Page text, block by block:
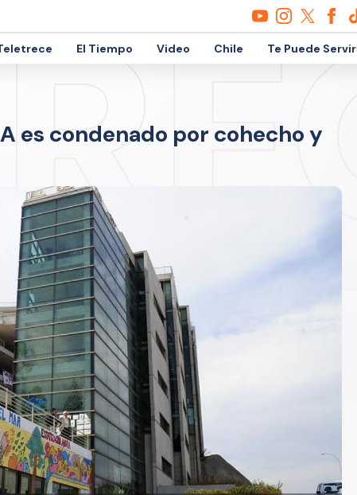
El Tiempo Video Chile Te Puede Servir
es condenado por cohecho y